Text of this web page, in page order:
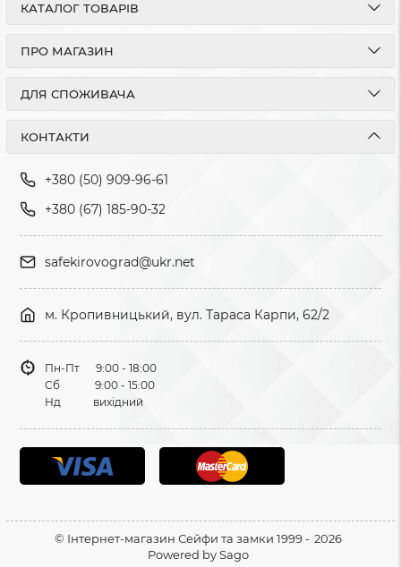
КАТАЛОГ ТОВАРІВ
ПРО МАГАЗИН
ДЛЯ СПОЖИВАЧА
КОНТАКТИ
+380 (50) 909-96-61
+380 (67) 185-90-32
safekirovograd@ukr.net
м. Кропивницький, вул. Тараса Карпи, 62/2
Пн-Пт 9:00 - 18:00
Сб 9:00 - 15:00
Нд вихідний
© Інтернет-магазин Сейфи та замки 1999 - 2026
Powered bySago